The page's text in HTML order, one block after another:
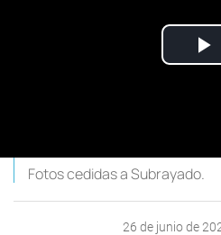
Fotos cedidas a Subrayado.
26 de junio de